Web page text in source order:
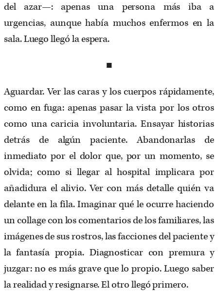
del azar—: apenas una persona más iba a
urgencias, aunque había muchos enfermos en la
sala. Luego llegó la espera.
■
Aguardar. Ver las caras y los cuerpos rápidamente,
como en fuga: apenas pasar la vista por los otros
como una caricia involuntaria. Ensayar historias
detrás de algún paciente. Abandonarlas de
inmediato por el dolor que, por un momento, se
olvida; como si llegar al hospital implicara por
añadidura el alivio. Ver con más detalle quién va
delante en la fila. Imaginar qué le ocurre haciendo
un collage con los comentarios de los familiares, las
imágenes de sus rostros, las facciones del paciente y
la fantasía propia. Diagnosticar con premura y
juzgar: no es más grave que lo propio. Luego saber
la realidad y resignarse. El otro llegó primero.